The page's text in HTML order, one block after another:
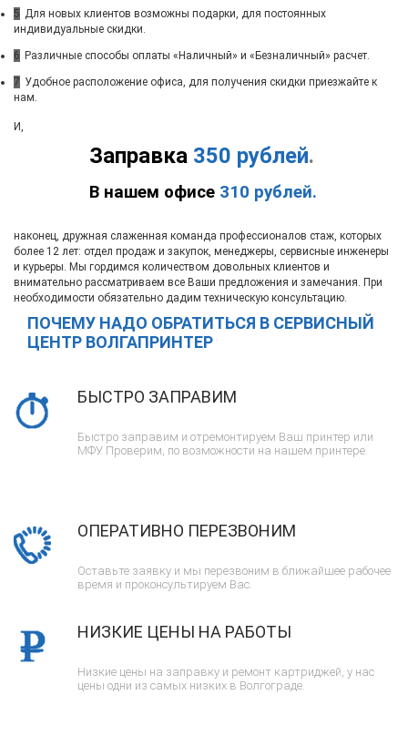
5 Для новых клиентов возможны подарки, для постоянных
индивидуальные скидки.
6 Различные способы оплаты «Наличный» и «Безналичный» расчет.
7 Удобное расположение офиса, для получения скидки приезжайте к
нам.
Заправка 350 рублей.
В нашем офисе 310 рублей.
И,
наконец, дружная слаженная команда профессионалов стаж, которых
более 12 лет: отдел продаж и закупок, менеджеры, сервисные инженеры
и курьеры. Мы гордимся количеством довольных клиентов и
внимательно рассматриваем все Ваши предложения и замечания. При
необходимости обязательно дадим техническую консультацию.
ПОЧЕМУ НАДО ОБРАТИТЬСЯ В СЕРВИСНЫЙ
ЦЕНТР ВОЛГАПРИНТЕР
БЫСТРО ЗАПРАВИМ
Быстро заправим и отремонтируем Ваш принтер или
МФУ. Проверим, по возможности на нашем принтере.
ОПЕРАТИВНО ПЕРЕЗВОНИМ
Оставьте заявку и мы перезвоним в ближайшее рабочее
время и проконсультируем Вас.
НИЗКИЕ ЦЕНЫ НА РАБОТЫ
Низкие цены на заправку и ремонт картриджей, у нас
цены одни из самых низких в Волгограде.